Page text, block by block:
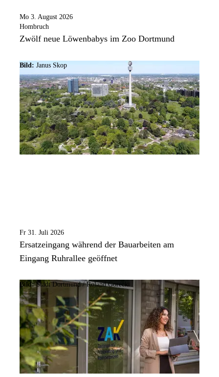
Mo 3. August 2026
Hombruch
Zwölf neue Löwenbabys im Zoo Dortmund
Bild: Janus Skop
Fr 31. Juli 2026
Ersatzeingang während der Bauarbeiten am
Eingang Ruhrallee geöffnet
Bild:Stadt Dortmund / Roland Gorecki